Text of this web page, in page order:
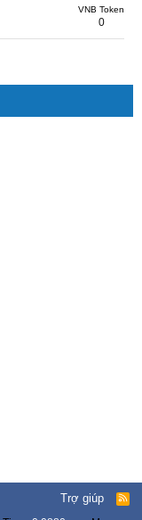
VNB Token
0
Trợ giúp
R